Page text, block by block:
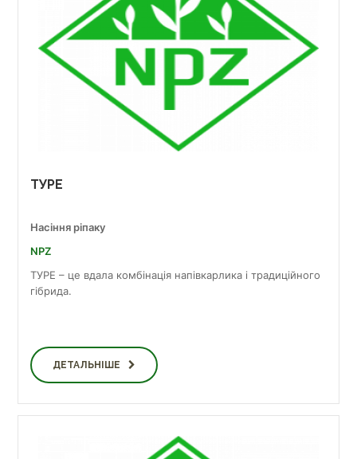
ТУРЕ
Насіння ріпаку
NPZ
ТУРЕ – це вдала комбінація напівкарлика і традиційного
гібрида.
ДЕТАЛЬНІШЕ